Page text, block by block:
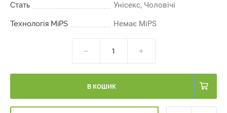
Стать Унісекс, Чоловічі
Технологія MiPS Немає MiPS
В КОШИК